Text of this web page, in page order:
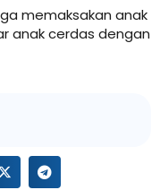
memaksakan anak
anak cerdas dengan